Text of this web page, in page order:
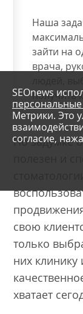
Наша
зайти на
врача,
получить
По задумке
полезен и
свою
только
них клинику
хватает
SEOnews
Метрики. Это
согласие,